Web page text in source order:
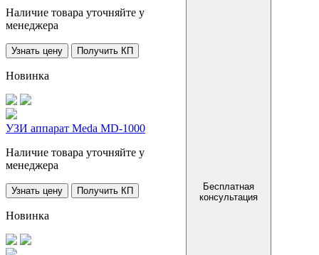
Наличие товара уточняйте у
менеджера
Узнать цену Получить КП
Новинка
УЗИ аппарат Meda MD-1000
Наличие товара уточняйте у
менеджера
Узнать цену Получить КП
Новинка
Бесплатная
консультация